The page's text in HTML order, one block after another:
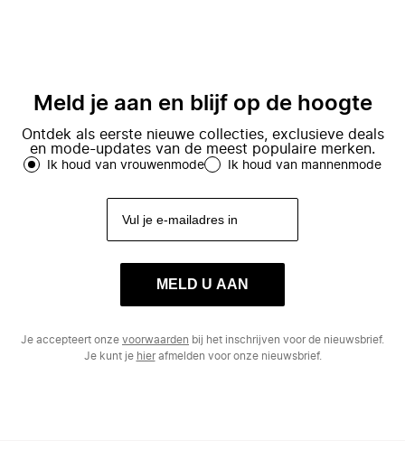
Meld je aan en blijf op de hoogte
Ontdek als eerste nieuwe collecties, exclusieve deals
en mode-updates van de meest populaire merken.
Ik houd van vrouwenmode Ik houd van mannenmode
MELD U AAN
Je accepteert onze voorwaarden bij het inschrijven voor de nieuwsbrief.
Je kunt je hierafmelden voor onze nieuwsbrief.